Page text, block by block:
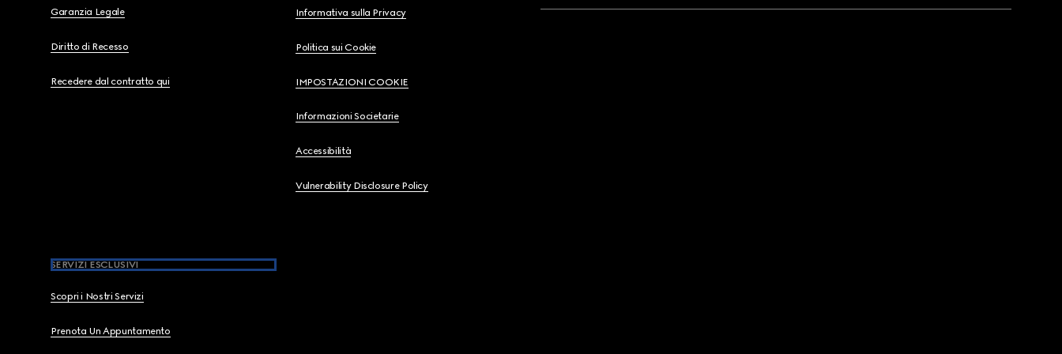
Garanzia Legale
Diritto di Recesso
Recedere dal contratto qui
Informativa sulla Privacy
Politica sui Cookie
IMPOSTAZIONI COOKIE
Informazioni Societarie
Accessibilità
Vulnerability Disclosure Policy
SERVIZI ESCLUSIVI
Scopri i Nostri Servizi
Prenota Un Appuntamento